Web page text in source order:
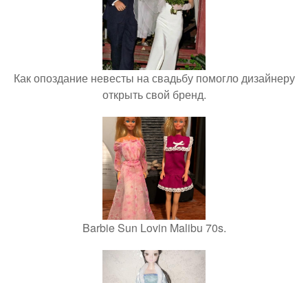
Как опоздание невесты на свадьбу помогло дизайнеру
открыть свой бренд.
Barbie Sun Lovin Malibu 70s.